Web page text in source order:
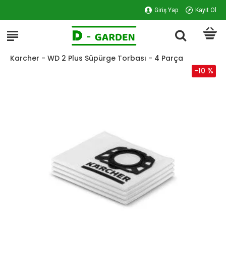
Giriş Yap Kayıt Ol
Karcher - WD 2 Plus Süpürge Torbası - 4 Parça
-10 %